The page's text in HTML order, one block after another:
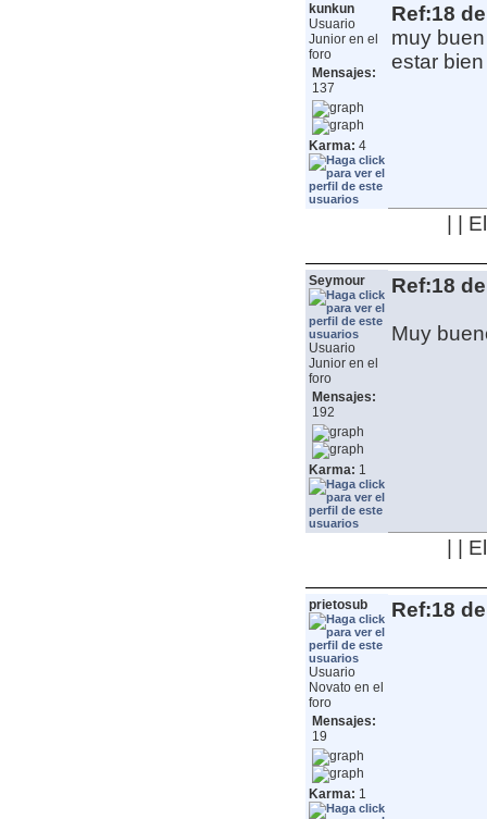
kunkun
Usuario
Junior en el
foro
Mensajes:
137
Karma: 4
Ref:18
muy
estar
| |
Seymour
Usuario
Junior en el
foro
Mensajes:
192
Karma: 1
Ref:18
Muy
| |
prietosub
Usuario
Novato en el
foro
Mensajes:
19
Karma: 1
Ref:18